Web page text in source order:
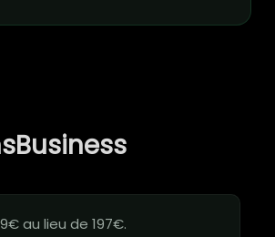
au lieu de 197€.